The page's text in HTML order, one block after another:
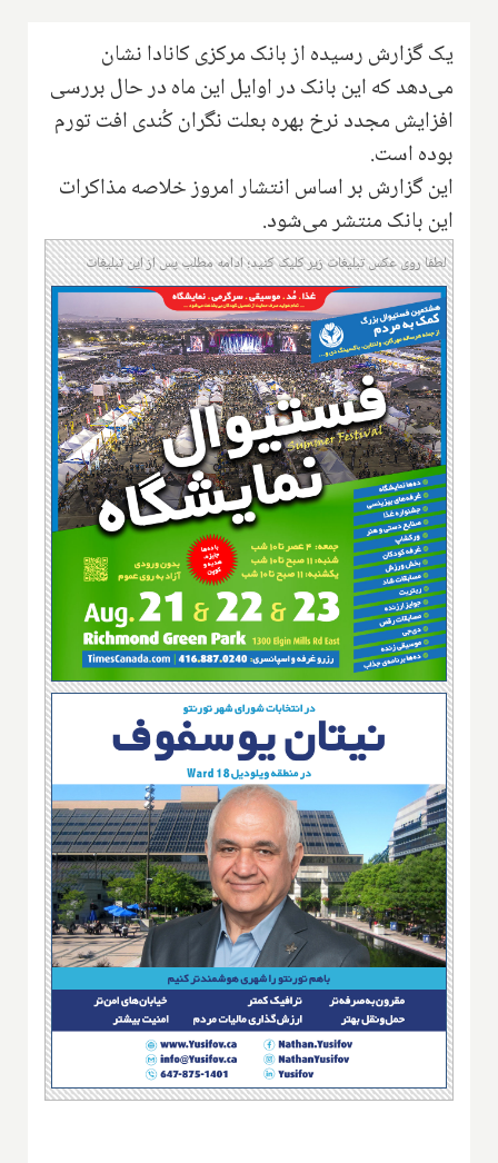
یک گزارش رسیده از بانک مرکزی کانادا نشان
می‌دهد که این بانک در اوایل این ماه در حال بررسی
افزایش مجدد نرخ بهره بعلت نگران کُندی افت تورم
بوده است.
این گزارش بر اساس انتشار امروز خلاصه مذاکرات
این بانک منتشر می‌شود.
لطفا روی عکس تبلیغات زیر کلیک کنید؛ ادامه مطلب پس از این تبلیغات